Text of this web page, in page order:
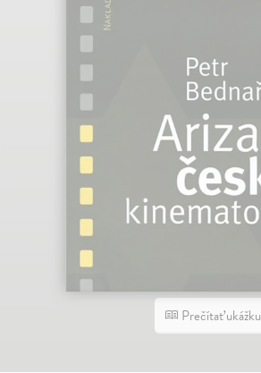
Prečítať ukážku